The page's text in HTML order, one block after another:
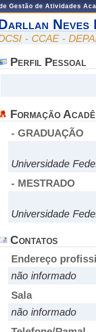
Gestão de Atividades
Neves
- CCAE -
Perfil Pessoal
Formação
- GRADUAÇÃO
Universidade
- MESTRADO
Universidade
Contatos
Endereço
não informado
Sala
não informado